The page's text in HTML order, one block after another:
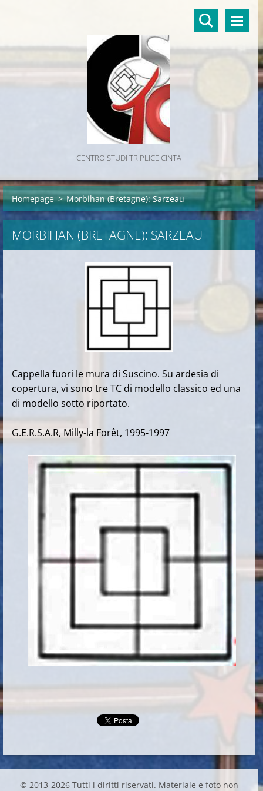
CENTRO STUDI TRIPLICE CINTA
Homepage > Morbihan (Bretagne): Sarzeau
MORBIHAN (BRETAGNE): SARZEAU
Cappella fuori le mura di Suscino. Su ardesia di
copertura, vi sono tre TC di modello classico ed una
di modello sotto riportato.
G.E.R.S.A.R, Milly-la Forêt, 1995-1997
© 2013-2026 Tutti i diritti riservati. Materiale e foto non